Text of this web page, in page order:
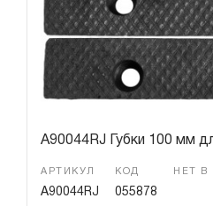
A90044RJ Губки 100 мм
АРТИКУЛ
A90044RJ
КОД
055878
НЕТ В